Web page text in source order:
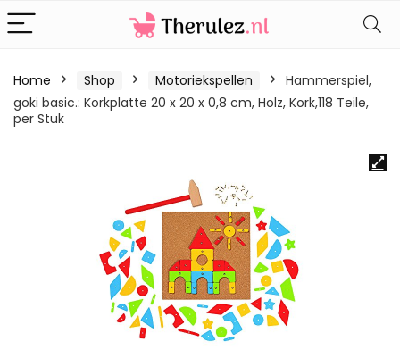
Home Shop Motoriekspellen
Hammerspiel,
goki basic.: Korkplatte 20 x 20 x 0,8 cm, Holz, Kork,118 Teile,
per Stuk